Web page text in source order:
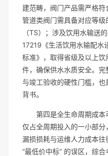
建范畴，阀门产品需严格
管道类阀门需具备对应等
（TS）；涉及饮用水输送
17219《生活饮用水输配水
标准》，取得省级及以上
件，确保供水水质安全。
与竣工验收的硬性门槛，
背书。
第四是全生命周期成
仅占全周期投入的一小部分
漏损损耗与运维人力成本
“最低价中标” 的误区，综